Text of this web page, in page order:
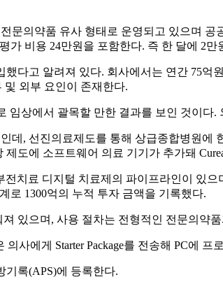
문의약품 유사 형태로 운영되고 있으며
가 비용 24만원을 포함한다. 즉 한 달에 2
다고 알려져 있다. 회사에서는 연간 75
외부 요인이 존재한다.
임상에서 괄목할 만한 결과를 보인 것이
데, 선진의료제도를 통해 상급종합병원
도에 소프트웨어 의료 기기가 추가돼
치료 디지털 치료제의 파이프라인이 있
로 1300억의 누적 투자 금액을 기록했다.
있으며, 사용 절차는 전형적인 전문의약
사에게 Starter Package를 전송해 PC에 프
기록(APS)에 등록한다.